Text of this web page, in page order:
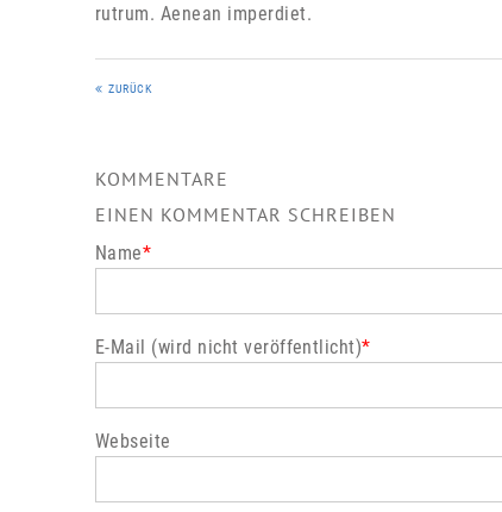
rutrum. Aenean imperdiet.
ZURÜCK
KOMMENTARE
EINEN KOMMENTAR SCHREIBEN
Name*
E-Mail (wird nicht veröffentlicht)*
Webseite